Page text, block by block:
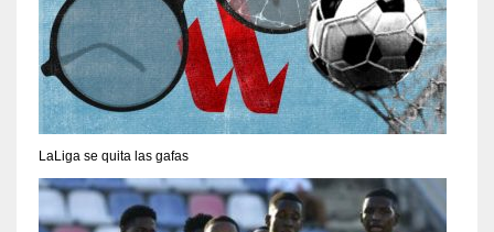
LaLiga se quita las gafas